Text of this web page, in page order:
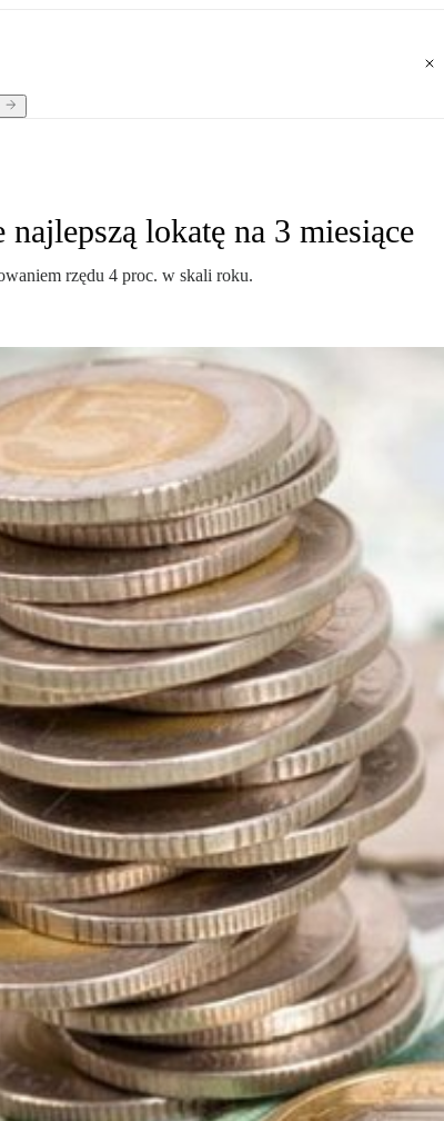
lokatę na 3 miesiące
rzędu 4 proc. w skali roku.